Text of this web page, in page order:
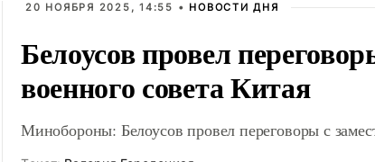
20 НОЯБРЯ 2025, 14:55 • НОВОСТИ ДНЯ
Белоусов провел
военного совета Китая
Минобороны: Белоусов провел переговоры с